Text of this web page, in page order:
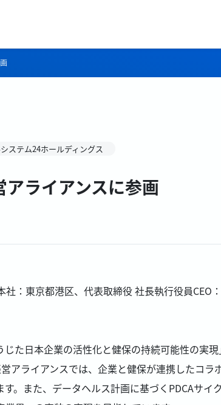
ステム24ホールディングス
ライアンスに参画
：東京都港区、代表取締役 社長執行役員
た日本企業の活性化と健保の持続可能性の実
アライアンスでは、企業と健保が連携したコ
。また、データヘルス計画に基づくPDCAサ